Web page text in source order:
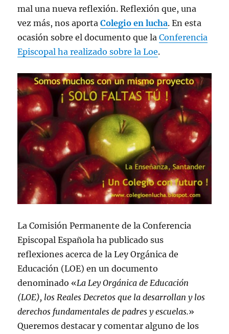
mal una nueva reflexión. Reflexión que, una
vez más, nos aportaColegio en lucha. En esta
ocasión sobre el documento que laConferencia
Episcopal ha realizado sobre la Loe.
La Comisión Permanente de la Conferencia
Episcopal Española ha publicado sus
reflexiones acerca de la Ley Orgánica de
Educación (LOE) en un documento
denominado «La Ley Orgánica de Educación
(LOE), los Reales Decretos que la desarrollan y los
derechos fundamentales de padres y escuelas.»
Queremos destacar y comentar alguno de los